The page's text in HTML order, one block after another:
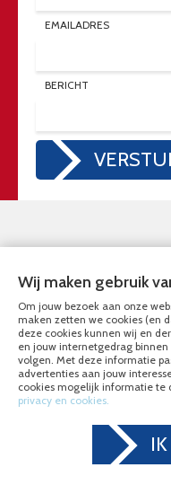
EMAILADRES
BERICHT
OVERZICHT ALLE DIENSTEN
INTERCOM UTRECHT
LAADPUNTEN UTRECHT
DATANETWERK UTRECHT
INBRAAKPREVENTIE
OPENINGSTIJDEN
Wij maken gebruik
Om jouw bezoek aan onze
maken zetten we cookies (en
deze cookies kunnen wij en
en jouw internetgedrag
volgen. Met deze informatie
advertenties aan jouw
cookies mogelijk informatie te
privacy en cookies.